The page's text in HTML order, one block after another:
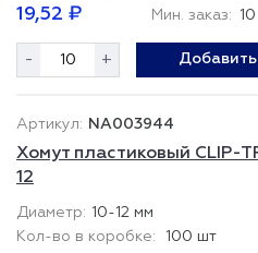
19,52 ₽ Мин. заказ:
- + Добавить
NA003944
Хомут пластиковый CLIP-
12
10-12 мм
100 шт